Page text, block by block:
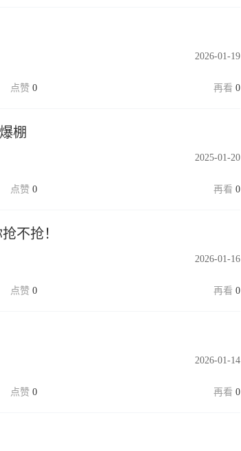
2026-01-19
0 0
棚
2025-01-20
0 0
不抢！
2026-01-16
0 0
2026-01-14
0 0